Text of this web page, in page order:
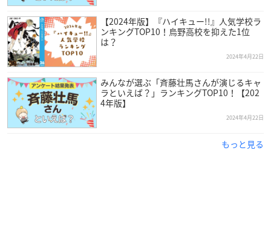
【2024年版】『ハイキュー!!』人気学校ラ
ンキングTOP10！烏野高校を抑えた1位
は？
2024年4月22日
みんなが選ぶ「斉藤壮馬さんが演じるキャ
ラといえば？」ランキングTOP10！【202
4年版】
2024年4月22日
もっと見る